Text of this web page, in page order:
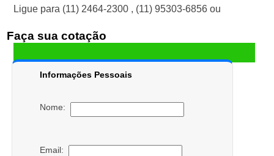
Ligue para (11) 2464-2300 , (11) 95303-6856 ou
Faça sua cotação
Informações Pessoais
Nome:
Email: